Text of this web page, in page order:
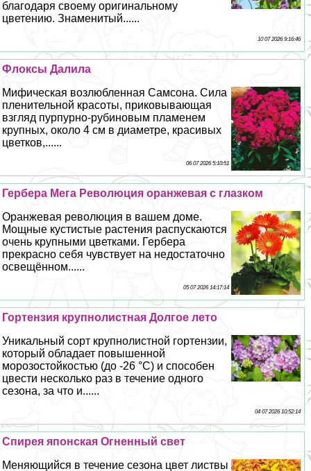
благодаря своему оригинальному
цветению. Знаменитый......
10 07 2026 9:16:46
Флоксы Далила
Мифическая возлюбленная Самсона. Сила
пленительной красоты, приковывающая
взгляд пурпурно-рубиновым пламенем
крупных, около 4 см в диаметре, красивых
цветков,......
06 07 2026 5:10:51
Гербера Мега Революция оранжевая с глазком
Оранжевая революция в вашем доме.
Мощные кустистые растения распускаются
очень крупными цветками. Гербера
прекрасно себя чувствует на недостаточно
освещённом......
05 07 2026 14:17:14
Гортензия крупнолистная Долгое лето
Уникальный сорт крупнолистной гортензии,
который обладает повышенной
морозостойкостью (до -26 °C) и способен
цвести несколько раз в течение одного
сезона, за что и......
04 07 2026 10:52:14
Спирея японская Огненный свет
Меняющийся в течение сезона цвет листвы